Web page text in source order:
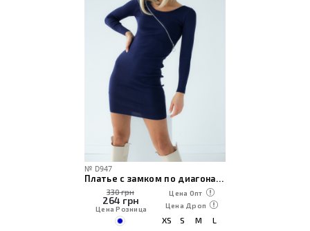
№ D947
Платье с замком по диагонали
330 грн
264 грн
Цена Розница
Цена Опт
Цена Дроп
XS S M L